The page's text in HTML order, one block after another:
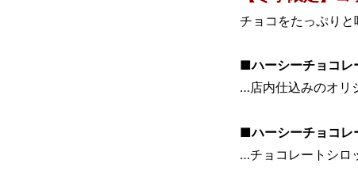
チョコをたっぷり
■ハーシーチョコレ
…店内仕込みのオリ
■ハーシーチョコレ
…チョコレートシロ